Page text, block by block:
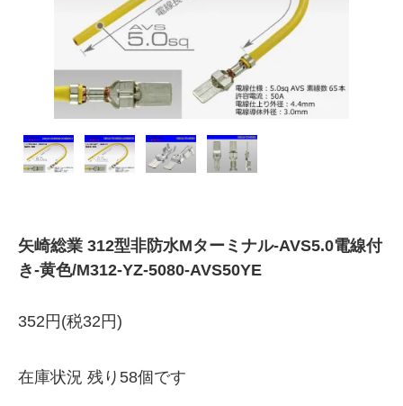
矢崎総業 312型非防水Mターミナル-AVS5.0電線付
き-黄色/M312-YZ-5080-AVS50YE
352円(税32円)
在庫状況 残り58個です